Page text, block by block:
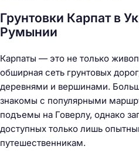
Грунтовки Карпат в
Румынии
Карпаты — это не только
обширная сеть грунтовых
деревнями и вершинами.
знакомы с популярными
подъемы на Говерлу, однако
доступных только лишь
путешественникам.